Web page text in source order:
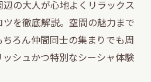
辺の大人が心地よくリラックス
を徹底解説。空間の魅力まで
ろん仲間同士の集まりでも周
シュかつ特別なシーシャ体験